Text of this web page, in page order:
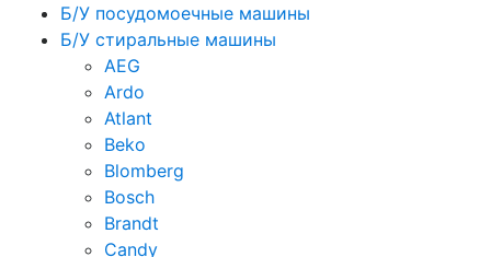
Б/У посудомоечные машины
Б/У стиральные машины
AEG
Ardo
Atlant
Beko
Blomberg
Bosch
Brandt
Candy